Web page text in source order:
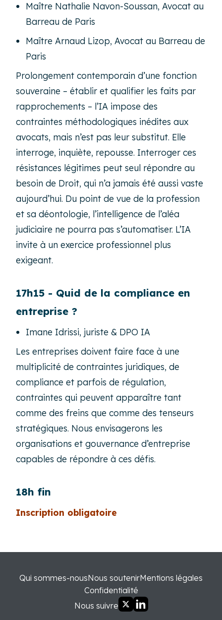
Maître Nathalie Navon-Soussan, Avocat au
Barreau de Paris
Maître Arnaud Lizop, Avocat au Barreau de
Paris
Prolongement contemporain d’une fonction
souveraine – établir et qualifier les faits par
rapprochements – l’IA impose des
contraintes méthodologiques inédites aux
avocats, mais n’est pas leur substitut. Elle
interroge, inquiète, repousse. Interroger ces
résistances légitimes peut seul répondre au
besoin de Droit, qui n’a jamais été aussi vaste
aujourd’hui. Du point de vue de la profession
et sa déontologie, l’intelligence de l’aléa
judiciaire ne pourra pas s’automatiser. L’IA
invite à un exercice professionnel plus
exigeant.
17h15 - Quid de la compliance en
entreprise ?
Imane Idrissi, juriste & DPO IA
Les entreprises doivent faire face à une
multiplicité de contraintes juridiques, de
compliance et parfois de régulation,
contraintes qui peuvent apparaître tant
comme des freins que comme des tenseurs
stratégiques. Nous envisagerons les
organisations et gouvernance d’entreprise
capables de répondre à ces défis.
18h fin
Inscription obligatoire
Qui sommes-nousNous soutenirMentions légales
Confidentialité
Nous suivre